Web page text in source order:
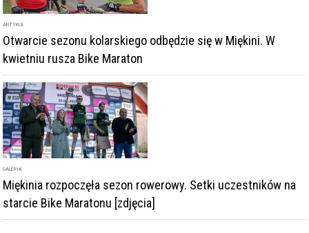
ARTYKUŁ
Otwarcie sezonu kolarskiego odbędzie się w Miękini. W
kwietniu rusza Bike Maraton
GALERIA
Miękinia rozpoczęła sezon rowerowy. Setki uczestników na
starcie Bike Maratonu [zdjęcia]